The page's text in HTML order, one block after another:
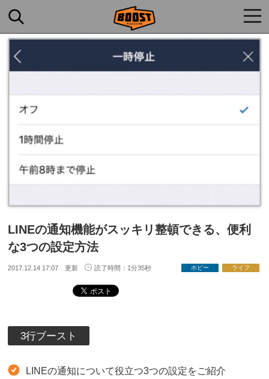
LINEの通知機能がスッキリ整頓できる、便利
な3つの設定方法
2017.12.14 17:07 更新 読了時間：1分35秒 ホビー ライフ
3行ブースト
LINEの通知について役立つ3つの設定をご紹介